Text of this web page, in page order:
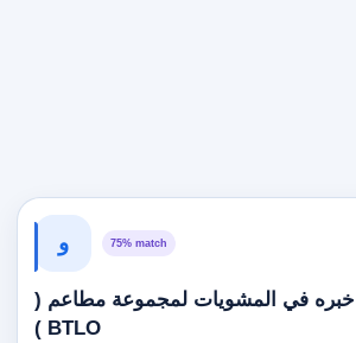
و 75% match
في المشويات لمجموعة مطاعم (
BTLO )